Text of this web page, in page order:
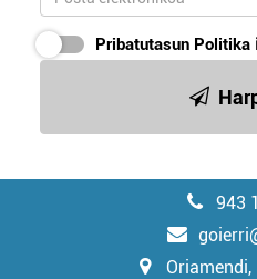
Pribatutasun Politika
943
Oriamendi,